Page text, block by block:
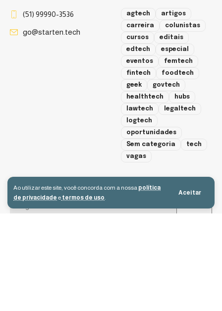
Ao utilizar este site, você concorda com a nossa política
de privacidade e termos de uso.
Aceitar
(51) 99990-3536
go@starten.tech
agtech
artigos
carreira
colunistas
cursos
editais
edtech
especial
eventos
femtech
fintech
foodtech
geek
govtech
healthtech
hubs
lawtech
legaltech
logtech
oportunidades
Sem categoria
tech
vagas